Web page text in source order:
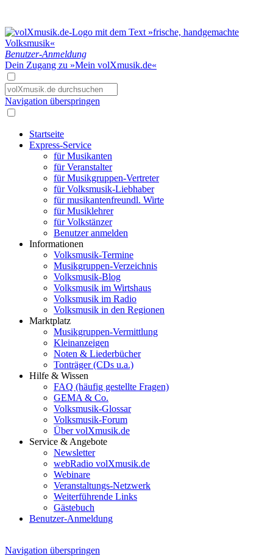
Benutzer-Anmeldung
Dein Zugang zu »Mein volXmusik.de«
Navigation überspringen
Startseite
Express-Service
für Musikanten
für Veranstalter
für Musikgruppen-Vertreter
für Volksmusik-Liebhaber
für musikantenfreundl. Wirte
für Musiklehrer
für Volkstänzer
Benutzer anmelden
Informationen
Volksmusik-Termine
Musikgruppen-Verzeichnis
Volksmusik-Blog
Volksmusik im Wirtshaus
Volksmusik im Radio
Volksmusik in den Regionen
Marktplatz
Musikgruppen-Vermittlung
Kleinanzeigen
Noten & Liederbücher
Tonträger (CDs u.a.)
Hilfe & Wissen
FAQ (häufig gestellte Fragen)
GEMA & Co.
Volksmusik-Glossar
Volksmusik-Forum
Über volXmusik.de
Service & Angebote
Newsletter
webRadio volXmusik.de
Webinare
Veranstaltungs-Netzwerk
Weiterführende Links
Gästebuch
Benutzer-Anmeldung
Navigation überspringen